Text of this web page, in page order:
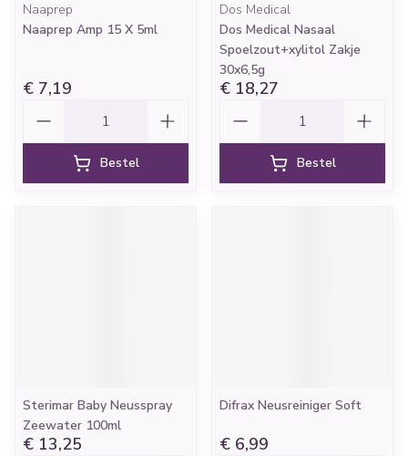
Naaprep
Naaprep Amp 15 X 5ml
€ 7,19
Bestel
Dos Medical
Dos Medical Nasaal
Spoelzout+xylitol Zakje
30x6,5g
€ 18,27
Bestel
Sterimar Baby Neusspray
Zeewater 100ml
€ 13,25
Difrax Neusreiniger Soft
€ 6,99